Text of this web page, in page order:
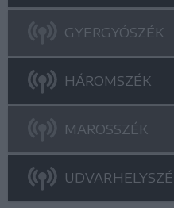
GYERGYÓSZÉK
HÁROMSZÉK
MAROSSZÉK